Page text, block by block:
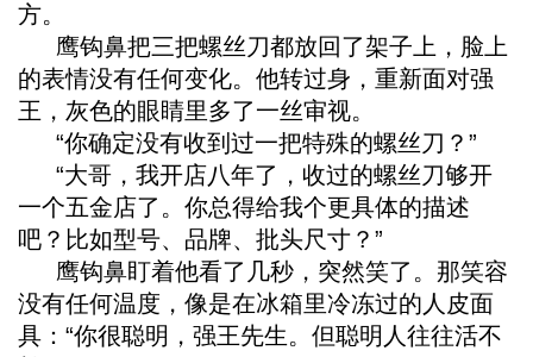
方。
鹰钩鼻把三把螺丝刀都放回了架子上，脸上
的表情没有任何变化。他转过身，重新面对强
王，灰色的眼睛里多了一丝审视。
“你确定没有收到过一把特殊的螺丝刀？”
“大哥，我开店八年了，收过的螺丝刀够开
一个五金店了。你总得给我个更具体的描述
吧？比如型号、品牌、批头尺寸？”
鹰钩鼻盯着他看了几秒，突然笑了。那笑容
没有任何温度，像是在冰箱里冷冻过的人皮面
具：“你很聪明，强王先生。但聪明人往往活不